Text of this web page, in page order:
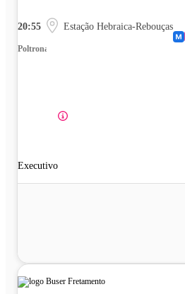
20:55 Estação Hebraica-Rebouças
Poltrona
Executivo